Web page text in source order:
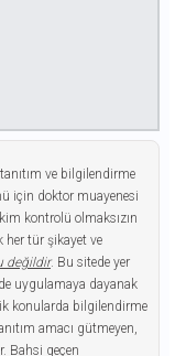
ve bilgilendirme
için doktor muayenesi
kontrolü olmaksızın
her tür şikayet ve
değildir. Bu sitede yer
uygulamaya dayanak
konularda bilgilendirme
amacı gütmeyen,
Bahsi geçen